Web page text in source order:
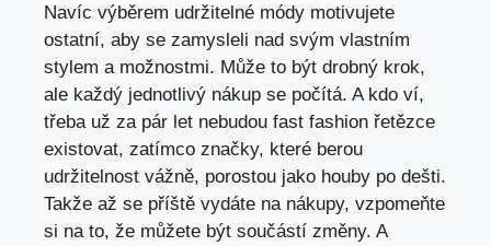
Navíc výběrem udržitelné módy motivujete
ostatní, aby se zamysleli nad svým vlastním
stylem a možnostmi. Může to být drobný krok,
ale každý jednotlivý nákup se počítá. A kdo ví,
třeba už za pár let nebudou fast fashion řetězce
existovat, zatímco značky, které berou
udržitelnost vážně, porostou jako houby po dešti.
Takže až se příště vydáte na nákupy, vzpomeňte
si na to, že můžete být součástí změny. A